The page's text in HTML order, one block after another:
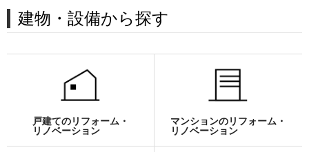
建物・設備から探す
戸建てのリフォーム・
リノベーション
マンションのリフォーム・
リノベーション